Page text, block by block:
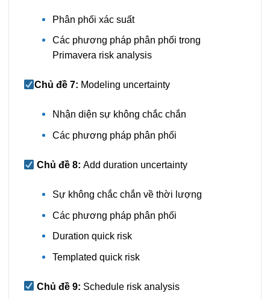
Phân phối xác suất
Các phương pháp phân phối trong
Primavera risk analysis
Chủ đề 7: Modeling uncertainty
Nhận diện sự không chắc chắn
Các phương pháp phân phối
Chủ đề 8:Add duration uncertainty
Sự không chắc chắn về thời lượng
Các phương pháp phân phối
Duration quick risk
Templated quick risk
Chủ đề 9: Schedule risk analysis